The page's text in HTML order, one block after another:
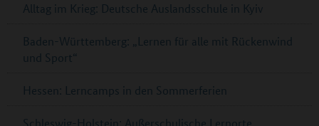
Alltag im Krieg: Deutsche Auslandsschule in Kyiv
Baden-Württemberg: „Lernen für alle mit Rückenwind
und Sport“
Hessen: Lerncamps in den Sommerferien